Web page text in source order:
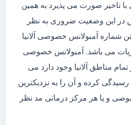
با تاخیر صورت می پذیرد به همین
در این وضعیت ضروری به نظر
شماره آمبولانس خصوصی آلانیا
می باشد. آمبولانس خصوصی
تمام مناطق آلانیا وجود دارد می
رسیدگی کرده و آن را به نزدیکترین
و یا هر مرکز درمانی مد نظر